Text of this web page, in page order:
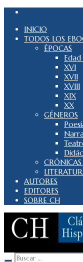
INICIO
TODOS LOS
ÉPOCAS
XVI
XVII
XVIII
XIX
XX
GÉNEROS
AUTORES
EDITORES
SOBRE CH